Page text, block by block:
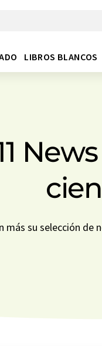
LIBROS BLANCOS
más su selección de